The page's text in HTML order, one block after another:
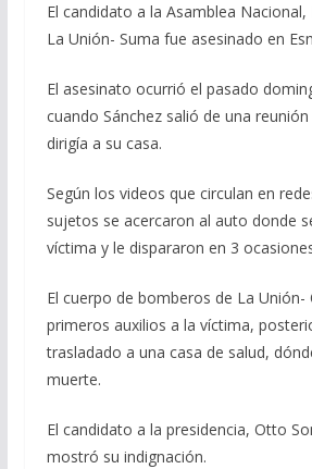
El candidato a la Asamblea Nacional,
La Unión- Suma fue asesinado en
El asesinato ocurrió el pasado
cuando Sánchez salió de una
dirigía a su casa.
Según los videos que circulan en
sujetos se acercaron al auto donde
víctima y le dispararon en 3
El cuerpo de bomberos de La Unión-
primeros auxilios a la víctima,
trasladado a una casa de salud,
muerte.
El candidato a la presidencia, Otto
mostró su indignación.